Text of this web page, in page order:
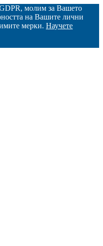
молим за Вашето
на Вашите лични
мерки. Научете